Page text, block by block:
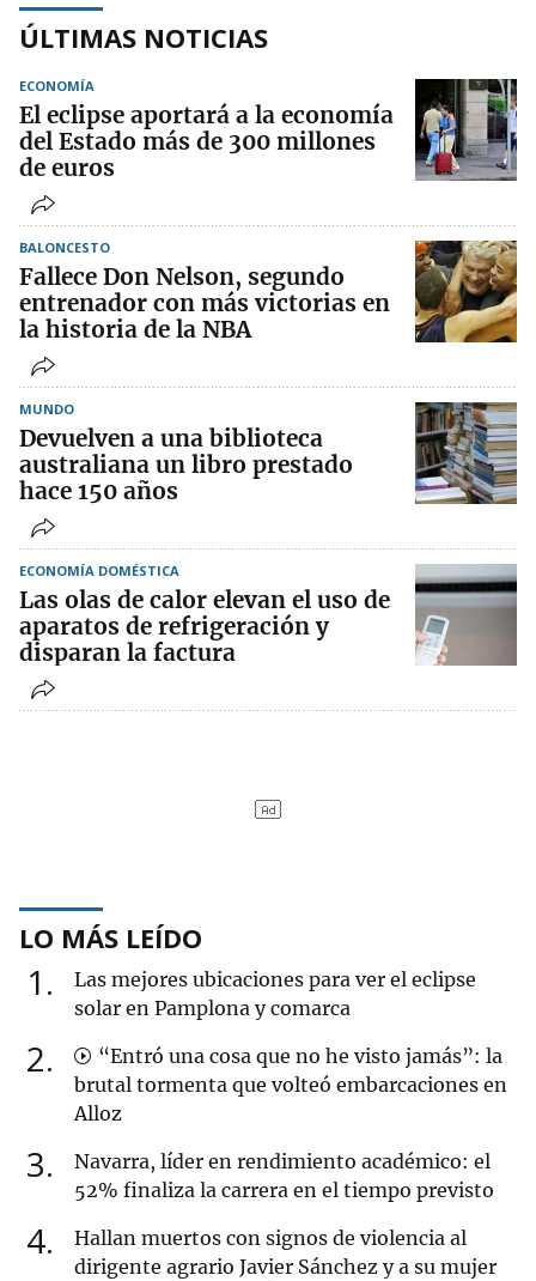
ÚLTIMAS NOTICIAS
ECONOMÍA
El eclipse aportará a la economía
del Estado más de 300 millones
de euros
BALONCESTO
Fallece Don Nelson, segundo
entrenador con más victorias en
la historia de la NBA
MUNDO
Devuelven a una biblioteca
australiana un libro prestado
hace 150 años
ECONOMÍA DOMÉSTICA
Las olas de calor elevan el uso de
aparatos de refrigeración y
disparan la factura
LO MÁS LEÍDO
1
Las mejores ubicaciones para ver el eclipse
solar en Pamplona y comarca
2
“Entró una cosa que no he visto jamás”: la
brutal tormenta que volteó embarcaciones en
Alloz
3
Navarra, líder en rendimiento académico: el
52% finaliza la carrera en el tiempo previsto
4
Hallan muertos con signos de violencia al
dirigente agrario Javier Sánchez y a su mujer